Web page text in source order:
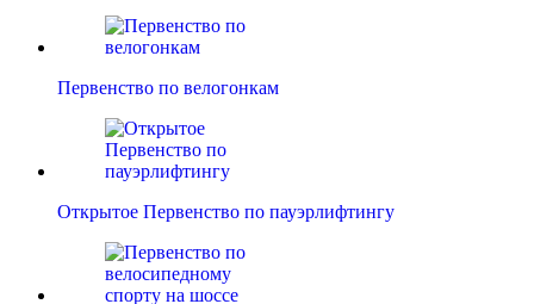
Первенство по велогонкам
Открытое Первенство по пауэрлифтингу